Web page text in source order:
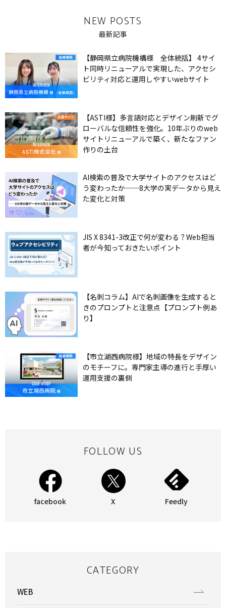
NEW POSTS
最新記事
【静岡県立病院機構様 全体統括】 4サイ
ト同時リニューアルで実現した、アクセシ
ビリティ対応と運用しやすいwebサイト
【ASTI様】多言語対応とデザイン刷新でグ
ローバルな信頼性を強化。10年ぶりのweb
サイトリニューアルで築く、新たなファン
作りの土台
AI検索の普及で大学サイトのアクセスはど
う変わったか──8大学の実データから見え
た変化と対策
JIS X 8341-3改正で何が変わる？Web担当
者が今知っておきたいポイント
【名刺コラム】AIで名刺画像を生成すると
きのプロンプトと注意点【プロンプト例あ
り】
【市立湖西病院様】地域の特長をデザイン
のモチーフに。専門家主導の進行と手厚い
運用支援の裏側
FOLLOW US
facebook X Feedly
CATEGORY
WEB